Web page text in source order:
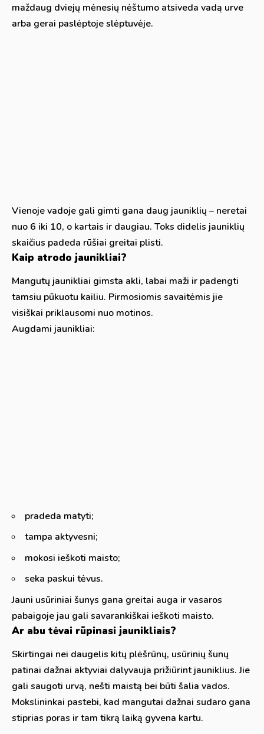
maždaug dviejų mėnesių nėštumo atsiveda vadą urve
arba gerai paslėptoje slėptuvėje.
Vienoje vadoje gali gimti gana daug jauniklių – neretai
nuo 6 iki 10, o kartais ir daugiau. Toks didelis jauniklių
skaičius padeda rūšiai greitai plisti.
Kaip atrodo jaunikliai?
Mangutų jaunikliai gimsta akli, labai maži ir padengti
tamsiu pūkuotu kailiu. Pirmosiomis savaitėmis jie
visiškai priklausomi nuo motinos.
Augdami jaunikliai:
pradeda matyti;
tampa aktyvesni;
mokosi ieškoti maisto;
seka paskui tėvus.
Jauni usūriniai šunys gana greitai auga ir vasaros
pabaigoje jau gali savarankiškai ieškoti maisto.
Ar abu tėvai rūpinasi jaunikliais?
Skirtingai nei daugelis kitų plėšrūnų, usūrinių šunų
patinai dažnai aktyviai dalyvauja prižiūrint jauniklius. Jie
gali saugoti urvą, nešti maistą bei būti šalia vados.
Mokslininkai pastebi, kad mangutai dažnai sudaro gana
stiprias poras ir tam tikrą laiką gyvena kartu.